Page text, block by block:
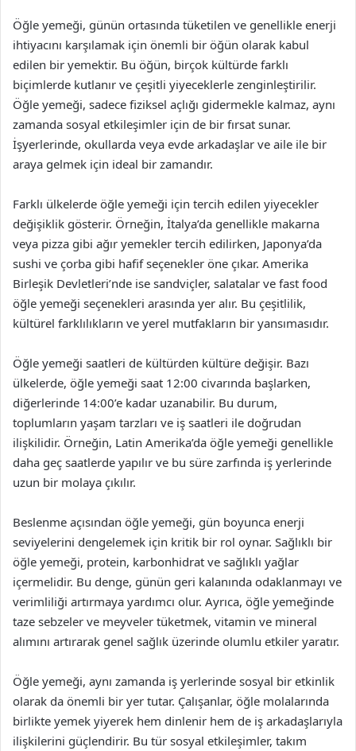
Öğle yemeği, günün ortasında tüketilen ve genellikle enerji
ihtiyacını karşılamak için önemli bir öğün olarak kabul
edilen bir yemektir. Bu öğün, birçok kültürde farklı
biçimlerde kutlanır ve çeşitli yiyeceklerle zenginleştirilir.
Öğle yemeği, sadece fiziksel açlığı gidermekle kalmaz, aynı
zamanda sosyal etkileşimler için de bir fırsat sunar.
İşyerlerinde, okullarda veya evde arkadaşlar ve aile ile bir
araya gelmek için ideal bir zamandır.
Farklı ülkelerde öğle yemeği için tercih edilen yiyecekler
değişiklik gösterir. Örneğin, İtalya’da genellikle makarna
veya pizza gibi ağır yemekler tercih edilirken, Japonya’da
sushi ve çorba gibi hafif seçenekler öne çıkar. Amerika
Birleşik Devletleri’nde ise sandviçler, salatalar ve fast food
öğle yemeği seçenekleri arasında yer alır. Bu çeşitlilik,
kültürel farklılıkların ve yerel mutfakların bir yansımasıdır.
Öğle yemeği saatleri de kültürden kültüre değişir. Bazı
ülkelerde, öğle yemeği saat 12:00 civarında başlarken,
diğerlerinde 14:00’e kadar uzanabilir. Bu durum,
toplumların yaşam tarzları ve iş saatleri ile doğrudan
ilişkilidir. Örneğin, Latin Amerika’da öğle yemeği genellikle
daha geç saatlerde yapılır ve bu süre zarfında iş yerlerinde
uzun bir molaya çıkılır.
Beslenme açısından öğle yemeği, gün boyunca enerji
seviyelerini dengelemek için kritik bir rol oynar. Sağlıklı bir
öğle yemeği, protein, karbonhidrat ve sağlıklı yağlar
içermelidir. Bu denge, günün geri kalanında odaklanmayı ve
verimliliği artırmaya yardımcı olur. Ayrıca, öğle yemeğinde
taze sebzeler ve meyveler tüketmek, vitamin ve mineral
alımını artırarak genel sağlık üzerinde olumlu etkiler yaratır.
Öğle yemeği, aynı zamanda iş yerlerinde sosyal bir etkinlik
olarak da önemli bir yer tutar. Çalışanlar, öğle molalarında
birlikte yemek yiyerek hem dinlenir hem de iş arkadaşlarıyla
ilişkilerini güçlendirir. Bu tür sosyal etkileşimler, takım